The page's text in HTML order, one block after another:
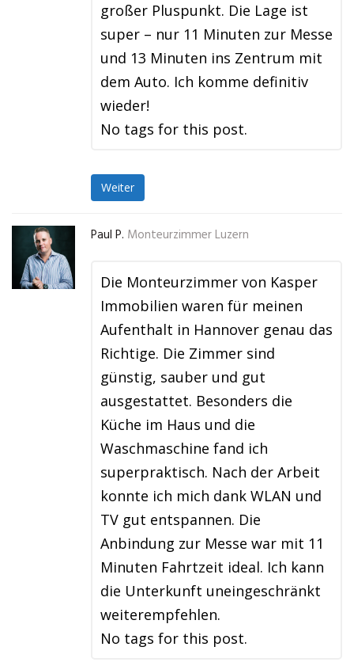
großer Pluspunkt. Die Lage ist
super – nur 11 Minuten zur Messe
und 13 Minuten ins Zentrum mit
dem Auto. Ich komme definitiv
wieder!
No tags for this post.
Weiter
Paul P. Monteurzimmer Luzern
Die Monteurzimmer von Kasper
Immobilien waren für meinen
Aufenthalt in Hannover genau das
Richtige. Die Zimmer sind
günstig, sauber und gut
ausgestattet. Besonders die
Küche im Haus und die
Waschmaschine fand ich
superpraktisch. Nach der Arbeit
konnte ich mich dank WLAN und
TV gut entspannen. Die
Anbindung zur Messe war mit 11
Minuten Fahrtzeit ideal. Ich kann
die Unterkunft uneingeschränkt
weiterempfehlen.
No tags for this post.